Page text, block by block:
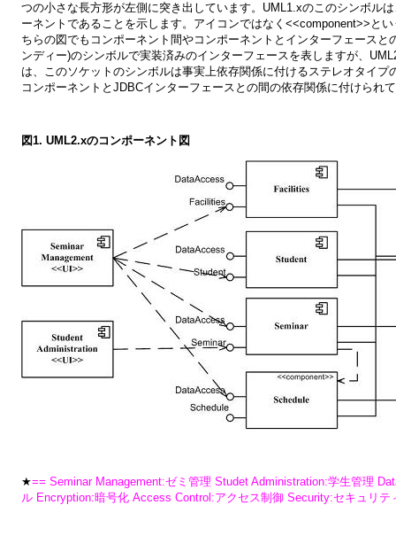
つの小さな長方形が左側に突き出しています。UML1.xのこのシンボル
ーネントであることを示します。アイコンではなく<<component>>と
ちらの図でもコンポーネント間やコンポーネントとインターフェース
ンディー)のシンボルで実装済みのインターフェースを表しますが、
は、このソケットのシンボルは事実上依存関係に付けるステレオタイ
コンポーネントとJDBCインターフェースとの間の依存関係に付けられ
図1. UML2.xのコンポーネント図
★== Seminar Management:ゼミ管理 Studet Administration:学生管理
ル Encryption:暗号化 Access Control:アクセス制御 Security:セキュリ